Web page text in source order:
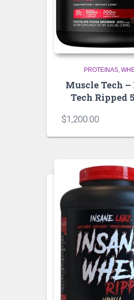
PROTEINAS
Muscle Tech
Tech Ripped
$1,200.00